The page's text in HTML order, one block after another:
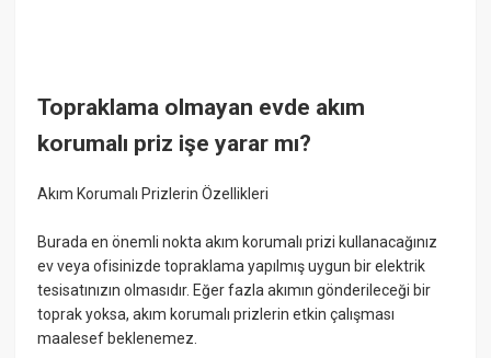
Topraklama olmayan evde akım
korumalı priz işe yarar mı?
Akım Korumalı Prizlerin Özellikleri
Burada en önemli nokta akım korumalı prizi kullanacağınız
ev veya ofisinizde topraklama yapılmış uygun bir elektrik
tesisatınızın olmasıdır. Eğer fazla akımın gönderileceği bir
toprak yoksa, akım korumalı prizlerin etkin çalışması
maalesef beklenemez.